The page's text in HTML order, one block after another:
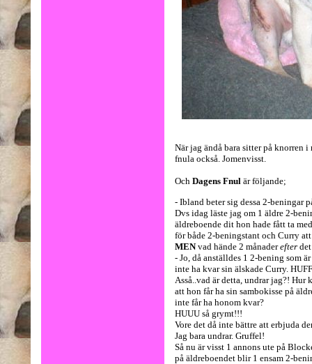
När jag ändå bara sitter på knorren
fnula också. Jomenvisst.
Och Dagens Fnulär följande;
- Ibland beter sig dessa 2-beningar
Dvs idag läste jag om 1 äldre 2-
äldreboende dit hon hade fått ta
för både 2-beningstant och Curry
MENvad hände 2 månaderefterdet
- Jo, då anställdes 1 2-bening som
inte ha kvar sin älskade Curry.
Asså..vad är detta, undrar jag?! Hur
att hon får ha sin sambokisse på
inte får ha honom kvar?
HUUU så grymt!!!
Vore det då inte bättre att erbjuda
Jag bara undrar. Gruffel!
Så nu är visst 1 annons ute på
på äldreboendet blir 1 ensam 2-